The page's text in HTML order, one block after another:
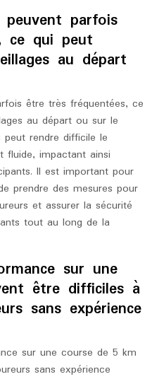
parfois
ce qui peut
au départ
être très fréquentées, ce
au départ ou sur le
rendre difficile le
fluide, impactant ainsi
Il est important pour
prendre des mesures pour
et assurer la sécurité
tout au long de la
sur une
être difficiles à
sans expérience
sur une course de 5 km
sans expérience